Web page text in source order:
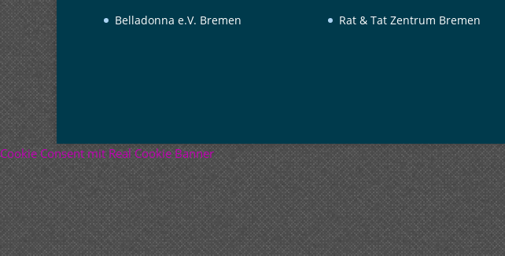
Belladonna e.V. Bremen Rat & Tat Zentrum Bremen
Cookie Consent mit Real Cookie Banner